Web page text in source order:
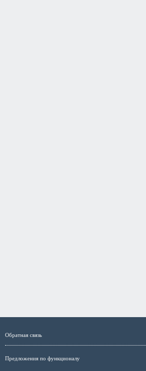
Обратная связь
Предложения по функционалу